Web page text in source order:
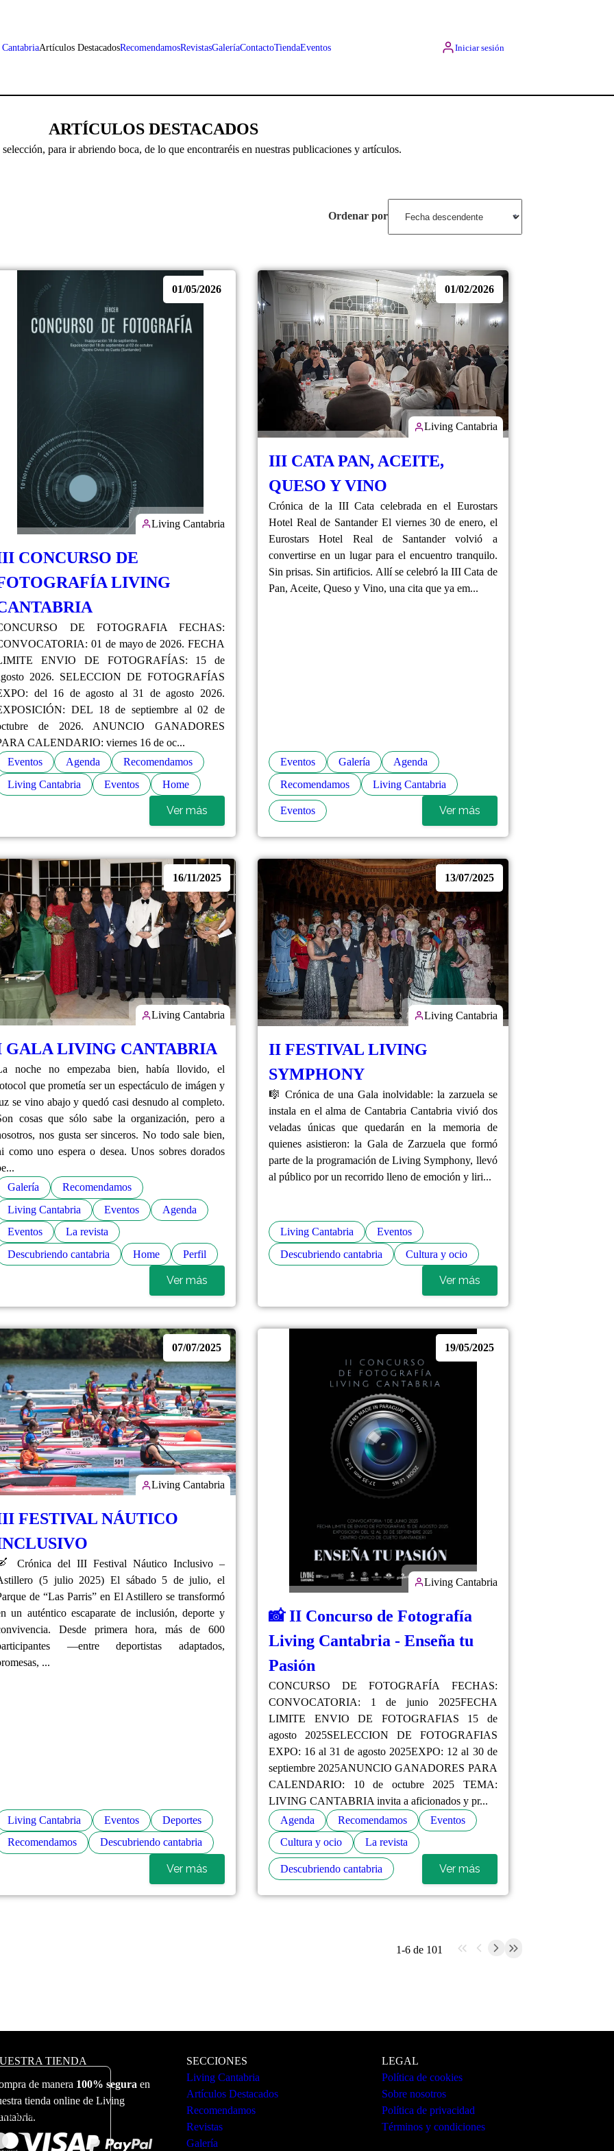
Artículos DestacadosRecomendamosRevistasGaleríaContactoTiendaEventos Iniciar sesión
ARTÍCULOS DESTACADOS
para ir abriendo boca, de lo que encontraréis en nuestras publicaciones y artículos.
Ordenar por
01/05/2026
Living Cantabria
CONCURSO DE
LIVING
DE FOTOGRAFIA FECHAS:
01 de mayo de 2026. FECHA
ENVIO DE FOTOGRAFÍAS: 15 de
2026. SELECCION DE FOTOGRAFÍAS
del 16 de agosto al 31 de agosto 2026.
DEL 18 de septiembre al 02 de
de 2026. ANUNCIO GANADORES
CALENDARIO: viernes 16 de oc...
Eventos
Agenda
Recomendamos
Living Cantabria
Eventos Home
Ver más
01/02/2026
Living Cantabria
III CATA PAN, ACEITE,
QUESO Y VINO
Crónica de la III Cata celebrada en el Eurostars
Hotel Real de Santander El viernes 30 de enero, el
Eurostars Hotel Real de Santander volvió a
convertirse en un lugar para el encuentro tranquilo.
Sin prisas. Sin artificios. Allí se celebró la III Cata de
Pan, Aceite, Queso y Vino, una cita que ya em...
Eventos Galería
Agenda
Recomendamos
Living Cantabria
Eventos Ver más
16/11/2025
Living Cantabria
GALA LIVING CANTABRIA
noche no empezaba bien, había llovido, el
que prometía ser un espectáculo de imágen y
se vino abajo y quedó casi desnudo al completo.
cosas que sólo sabe la organización, pero a
nos gusta ser sinceros. No todo sale bien,
como uno espera o desea. Unos sobres dorados
Galería
Recomendamos
Living Cantabria
Eventos
Agenda
Eventos
La revista
Descubriendo cantabria
Home Perfil
Ver más
13/07/2025
Living Cantabria
II FESTIVAL LIVING
SYMPHONY
🎼 Crónica de una Gala inolvidable: la zarzuela se
instala en el alma de Cantabria Cantabria vivió dos
veladas únicas que quedarán en la memoria de
quienes asistieron: la Gala de Zarzuela que formó
parte de la programación de Living Symphony, llevó
al público por un recorrido lleno de emoción y liri...
Living Cantabria
Eventos
Descubriendo cantabria
Cultura y ocio
Ver más
07/07/2025
Living Cantabria
FESTIVAL NÁUTICO
Crónica del III Festival Náutico Inclusivo –
(5 julio 2025) El sábado 5 de julio, el
de “Las Parris” en El Astillero se transformó
un auténtico escaparate de inclusión, deporte y
Desde primera hora, más de 600
—entre deportistas adaptados,
...
Living Cantabria Eventos
Deportes
Recomendamos
Descubriendo cantabria
Ver más
19/05/2025
Living Cantabria
📸 II Concurso de Fotografía
Living Cantabria - Enseña tu
Pasión
CONCURSO DE FOTOGRAFÍA FECHAS:
CONVOCATORIA: 1 de junio 2025FECHA
LIMITE ENVIO DE FOTOGRAFIAS 15 de
agosto 2025SELECCION DE FOTOGRAFIAS
EXPO: 16 al 31 de agosto 2025EXPO: 12 al 30 de
septiembre 2025ANUNCIO GANADORES PARA
CALENDARIO: 10 de octubre 2025 TEMA:
LIVING CANTABRIA invita a aficionados y pr...
Agenda
Recomendamos
Eventos
Cultura y ocio
La revista
Descubriendo cantabria Ver más
1-6 de 101
TIENDA
de manera 100% segura en
tienda online de Living
SECCIONES
Living Cantabria
Artículos Destacados
Recomendamos
Revistas
Galería
LEGAL
Política de cookies
Sobre nosotros
Política de privacidad
Términos y condiciones
Puede ver más